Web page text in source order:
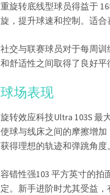
重旋转底线型球员得益于
旋，提升球速和控制。适合
社交与联赛球员对于每周
和舒适性之间取得了良好平
球场表现
旋转效应科技Ultra 103S 最
使球与线床之间的摩擦增
获得理想的轨迹和弹跳角度。
容错性强103 平方英寸的
定。新手进阶时尤其受益，